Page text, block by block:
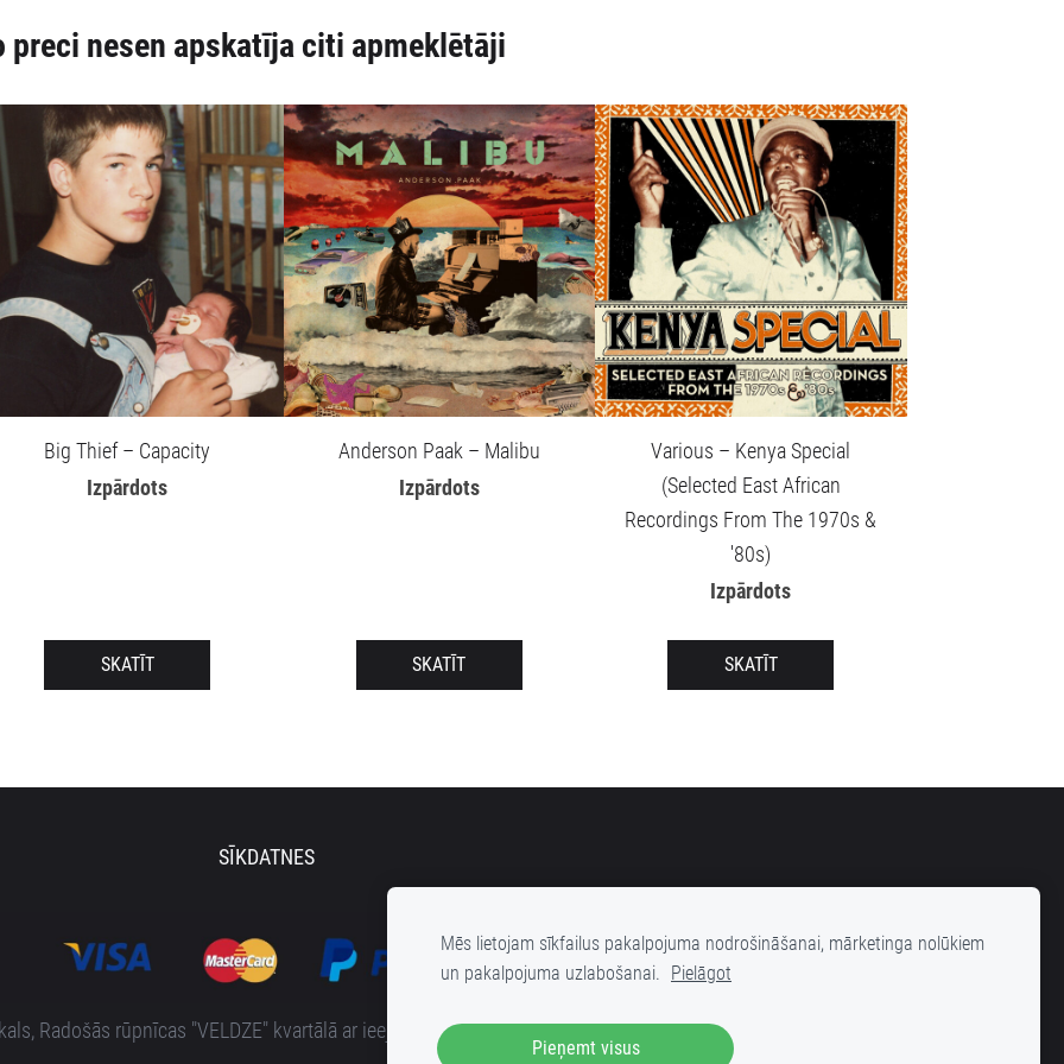
preci nesen apskatīja citi apmeklētāji
Big Thief – Capacity
Izpārdots
SKATĪT
Anderson Paak – Malibu
Izpārdots
SKATĪT
Various – Kenya Special
(Selected East African
Recordings From The 1970s &
'80s)
Izpārdots
SKATĪT
SĪKDATNES
Radošās rūpnīcas "VELDZE" kvartālā ar ieeju no Bruņinieku ielas 25 (iekšpagalms), Rīga, LV-1001
Mēs lietojam sīkfailus pakalpojuma nodrošināšanai, mārketinga nolūkiem
un pakalpojuma uzlabošanai. Pielāgot
Pieņemt visus